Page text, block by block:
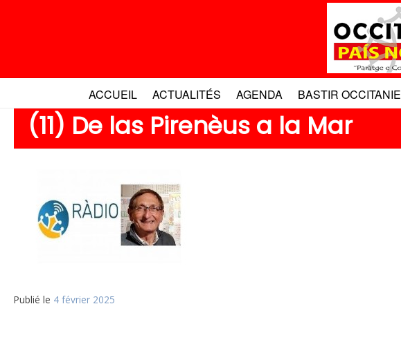
ACCUEIL ACTUALITÉS AGENDA BASTIR OCCITANIE
(11) De las Pirenèus a la Mar
Publié le 4 février 2025